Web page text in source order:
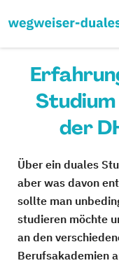
der
Über ein duales
aber was davon
sollte man
studieren möchte
an den
Berufsakademien